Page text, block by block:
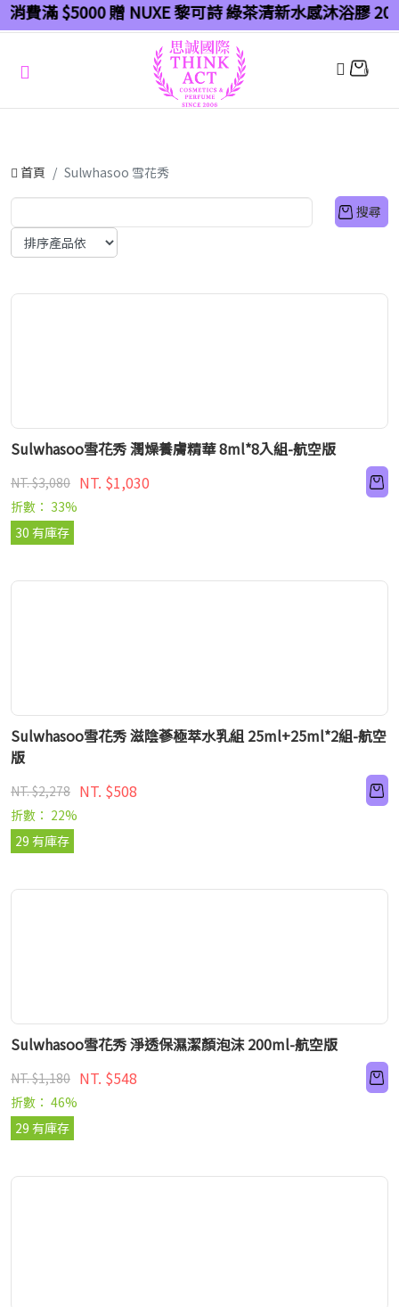
費滿 $5000 贈 NUXE 黎可詩 綠茶清新水感沐浴膠
0
首頁 Sulwhasoo 雪花秀
Sulwhasoo雪花秀 潤燥養膚精華 8ml*8入組-航空版
NT. $3,080 NT. $1,030
折數： 33%
30 有庫存
Sulwhasoo雪花秀 滋陰蔘極萃水乳組 25ml+25ml*2組-航空
版
NT. $2,278 NT. $508
折數： 22%
29 有庫存
Sulwhasoo雪花秀 淨透保濕潔顏泡沫 200ml-航空版
NT. $1,180 NT. $548
折數： 46%
29 有庫存